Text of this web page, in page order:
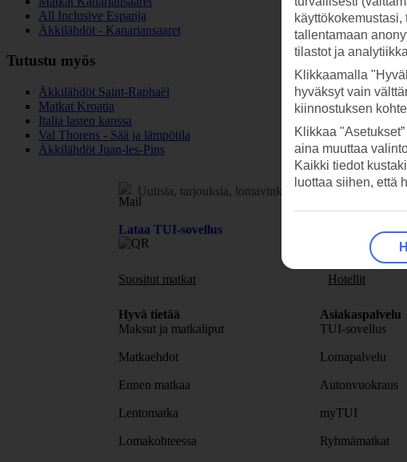
All Inclusive Espanja
Äkkilähdöt - Kanariansaaret
Tutustu myös
Äkkilähdöt Saint-Raphaël
Matkat Kroatia
Italia lasten kanssa
Val Thorens - Sää ja lämpötila
Äkkilähdöt Juan-les-Pins
Uutisia, tarjouksia, lomavinkkejä.Tilaa uutiskirje>
Lataa TUI-sovellus
Suositut matkat Hotellit
Hyvä tietää
Maksut ja matkaliput
Matkaehdot
Ennen matkaa
Lentomatka
Lomakohteessa
Asiakaspalvelu
TUI-sovellus
Lomapalvelu
Autonvuokraus
myTUI
Ryhmämatkat
tallentamaan
tilastot ja
Klikkaamalla
hyväksyt vain
kiinnostuksen
Klikkaa
aina muuttaa
Kaikki tiedot
luottaa siihen, että